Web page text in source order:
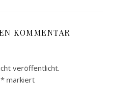
KOMMENTAR
veröffentlicht.
* markiert